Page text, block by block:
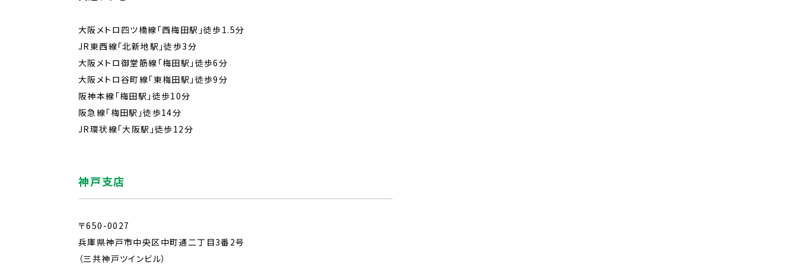
大阪メトロ四ツ橋線「西梅田駅」徒歩1.5分
JR東西線「北新地駅」徒歩3分
大阪メトロ御堂筋線「梅田駅」徒歩6分
大阪メトロ谷町線「東梅田駅」徒歩9分
阪神本線「梅田駅」徒歩10分
阪急線「梅田駅」徒歩14分
JR環状線「大阪駅」徒歩12分
神戸支店
〒650-0027
兵庫県神戸市中央区中町通二丁目3番2号
（三共神戸ツインビル）